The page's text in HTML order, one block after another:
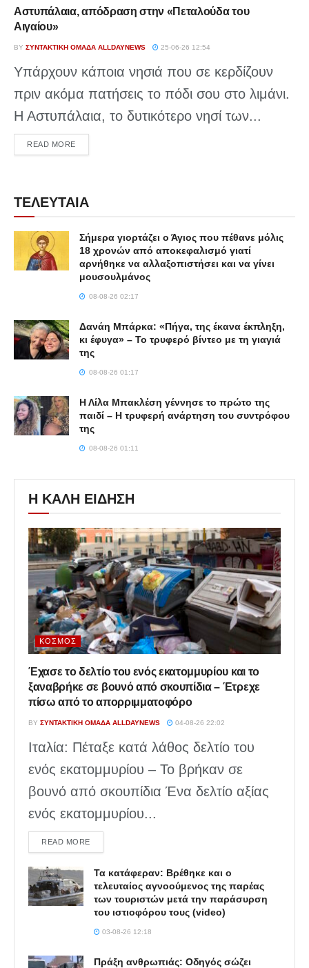
Αστυπάλαια, απόδραση στην «Πεταλούδα του
Αιγαίου»
BY ΣΥΝΤΑΚΤΙΚΉ ΟΜΆΔΑ ALLDAYNEWS 25-06-26 12:54
Υπάρχουν κάποια νησιά που σε κερδίζουν
πριν ακόμα πατήσεις το πόδι σου στο λιμάνι.
Η Αστυπάλαια, το δυτικότερο νησί των...
READ MOREDETAILS
ΤΕΛΕΥΤΑΙΑ
Σήμερα γιορτάζει ο Άγιος που πέθανε μόλις
18 χρονών από αποκεφαλισμό γιατί
αρνήθηκε να αλλαξοπιστήσει και να γίνει
μουσουλμάνος
08-08-26 02:17
Δανάη Μπάρκα: «Πήγα, της έκανα έκπληξη,
κι έφυγα» – Το τρυφερό βίντεο με τη γιαγιά
της
08-08-26 01:17
Η Λίλα Μπακλέση γέννησε το πρώτο της
παιδί – Η τρυφερή ανάρτηση του συντρόφου
της
08-08-26 01:11
Η ΚΑΛΗ ΕΙΔΗΣΗ
ΚΌΣΜΟΣ
Έχασε το δελτίο του ενός εκατομμυρίου και το
ξαναβρήκε σε βουνό από σκουπίδια – Έτρεχε
πίσω από το απορριμματοφόρο
BY ΣΥΝΤΑΚΤΙΚΉ ΟΜΆΔΑ ALLDAYNEWS 04-08-26 22:02
Ιταλία: Πέταξε κατά λάθος δελτίο του
ενός εκατομμυρίου – Το βρήκαν σε
βουνό από σκουπίδια Ένα δελτίο αξίας
ενός εκατομμυρίου...
READ MOREDETAILS
Τα κατάφεραν: Βρέθηκε και ο
τελευταίος αγνοούμενος της παρέας
των τουριστών μετά την παράσυρση
του ιστιοφόρου τους (video)
03-08-26 12:18
Πράξη ανθρωπιάς: Οδηγός σώζει